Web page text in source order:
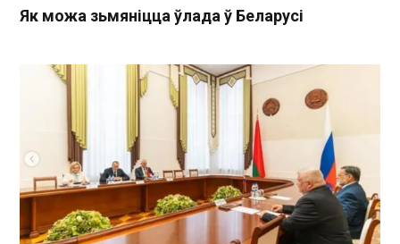
Як можа зьмяніцца ўлада ў Беларусі